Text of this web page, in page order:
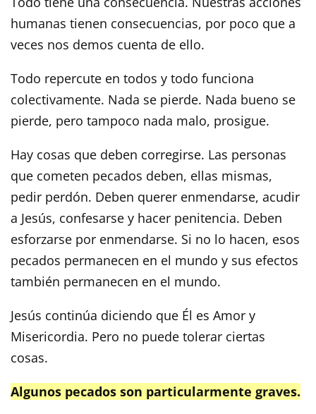
humanas tienen consecuencias, por poco que a
veces nos demos cuenta de ello.
Todo repercute en todos y todo funciona
colectivamente. Nada se pierde. Nada bueno se
pierde, pero tampoco nada malo, prosigue.
Hay cosas que deben corregirse. Las personas
que cometen pecados deben, ellas mismas,
pedir perdón. Deben querer enmendarse, acudir
a Jesús, confesarse y hacer penitencia. Deben
esforzarse por enmendarse. Si no lo hacen, esos
pecados permanecen en el mundo y sus efectos
también permanecen en el mundo.
Jesús continúa diciendo que Él es Amor y
Misericordia. Pero no puede tolerar ciertas
cosas.
Algunos pecados son particularmente graves.